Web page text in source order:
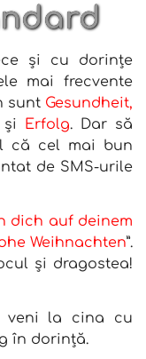
și cu dorințe
mai frecvente
sunt Gesundheit,
și Erfolg. Dar să
că cel mai bun
de SMS-urile
dich auf deinem
Weihnachten”.
și dragostea!
veni la cina cu
în dorință.